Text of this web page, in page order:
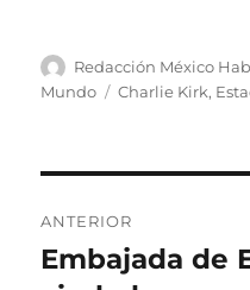
A
u
Redacción México
Mundo
E
e
a
Charlie Kirk,
a
ANTERIOR
E
Embajada de